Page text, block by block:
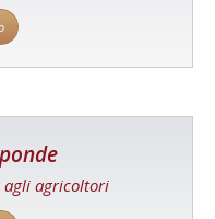
agli agricoltori